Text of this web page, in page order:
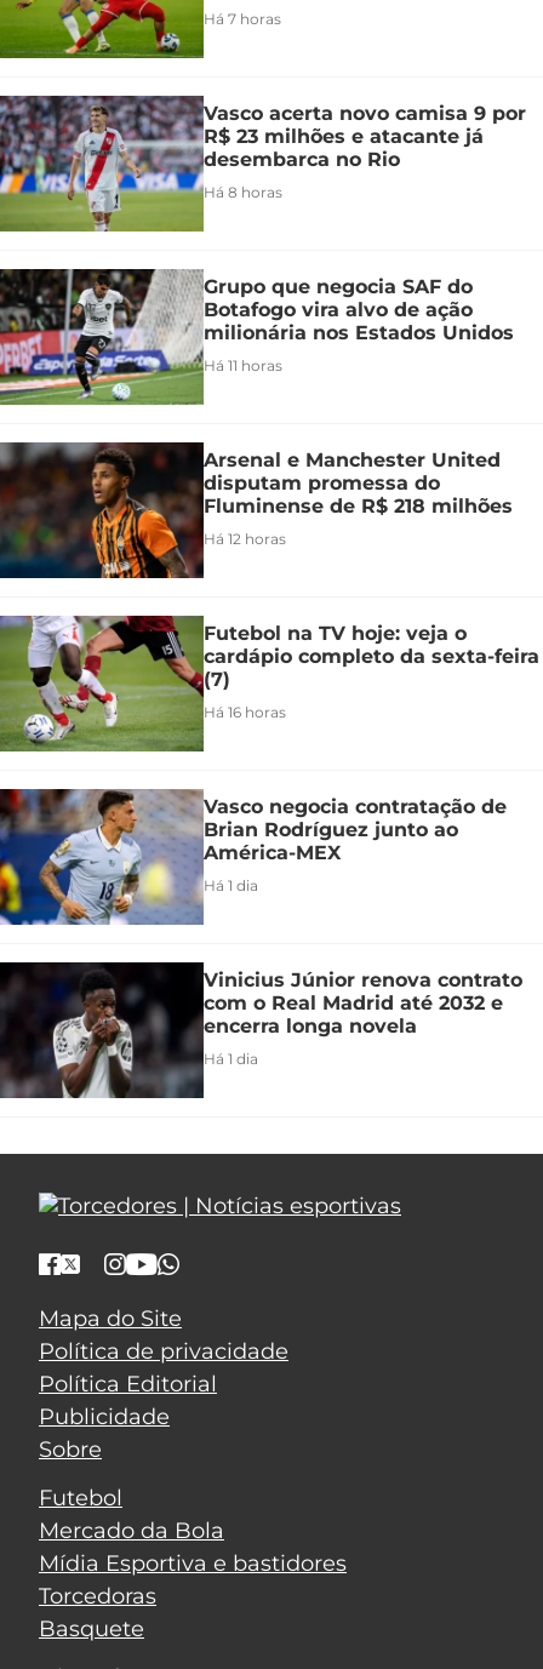
Há 7 horas
Vasco acerta novo camisa 9 por
R$ 23 milhões e atacante já
desembarca no Rio
Há 8 horas
Grupo que negocia SAF do
Botafogo vira alvo de ação
milionária nos Estados Unidos
Há 11 horas
Arsenal e Manchester United
disputam promessa do
Fluminense de R$ 218 milhões
Há 12 horas
Futebol na TV hoje: veja o
cardápio completo da sexta-feira
(7)
Há 16 horas
Vasco negocia contratação de
Brian Rodríguez junto ao
América-MEX
Há 1 dia
Vinicius Júnior renova contrato
com o Real Madrid até 2032 e
encerra longa novela
Há 1 dia
Mapa do Site
Política de privacidade
Política Editorial
Publicidade
Sobre
Futebol
Mercado da Bola
Mídia Esportiva e bastidores
Torcedoras
Basquete